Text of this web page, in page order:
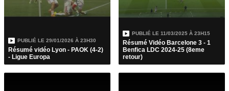
PUBLIÉ LE 29/01/2026 À 23H30
Résumé vidéo Lyon - PAOK (4-2)
- Ligue Europa
PUBLIÉ LE 11/03/2025 À 23H15
Résumé Vidéo Barcelone 3 - 1
Benfica LDC 2024-25 (8eme
retour)